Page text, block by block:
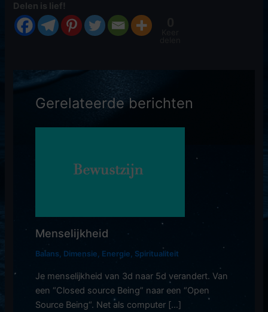
Delen is lief!
Gerelateerde berichten
Menselijkheid
Balans, Dimensie, Energie, Spiritualiteit
Je menselijkheid van 3d naar 5d verandert. Van
een “Closed source Being” naar een “Open
Source Being“. Net als computer […]